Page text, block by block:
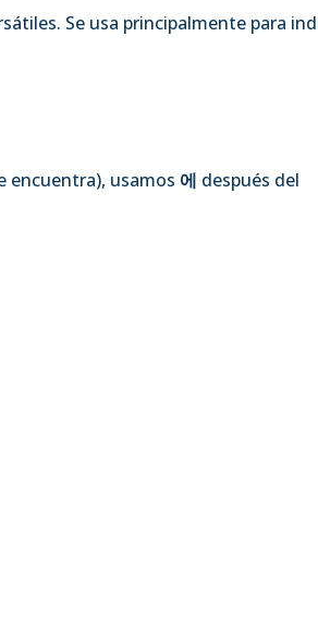
Se usa principalmente para
encuentra), usamos 에 después del